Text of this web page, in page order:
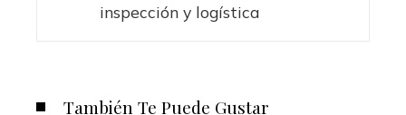
inspección y logística
También Te Puede Gustar